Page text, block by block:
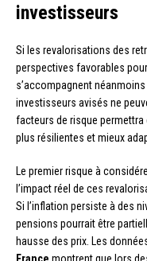
investisseurs
Si les revalorisations des
perspectives favorables
s’accompagnent
investisseurs avisés ne
facteurs de risque permettra
plus résilientes et mieux
Le premier risque à
l’impact réel de ces
Si l’inflation persiste à des
pensions pourrait être
hausse des prix. Les